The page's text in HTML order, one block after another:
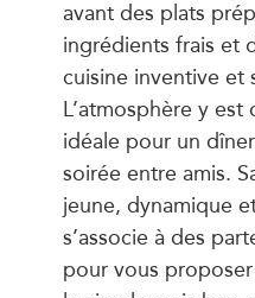
avant des plats
ingrédients frais et
cuisine inventive et
L’atmosphère y
idéale pour un
soirée entre amis.
jeune, dynamique
s’associe à des
pour vous